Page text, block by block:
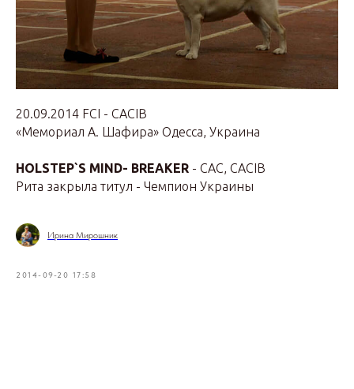
20.09.2014 FCI - САСIB
«Мемориал А. Шафира» Одесса, Украина
HOLSTEP`S MIND- BREAKER - CAC, CACIB
Рита закрыла титул - Чемпион Украины
Ирина Мирошник
2014-09-20 17:58